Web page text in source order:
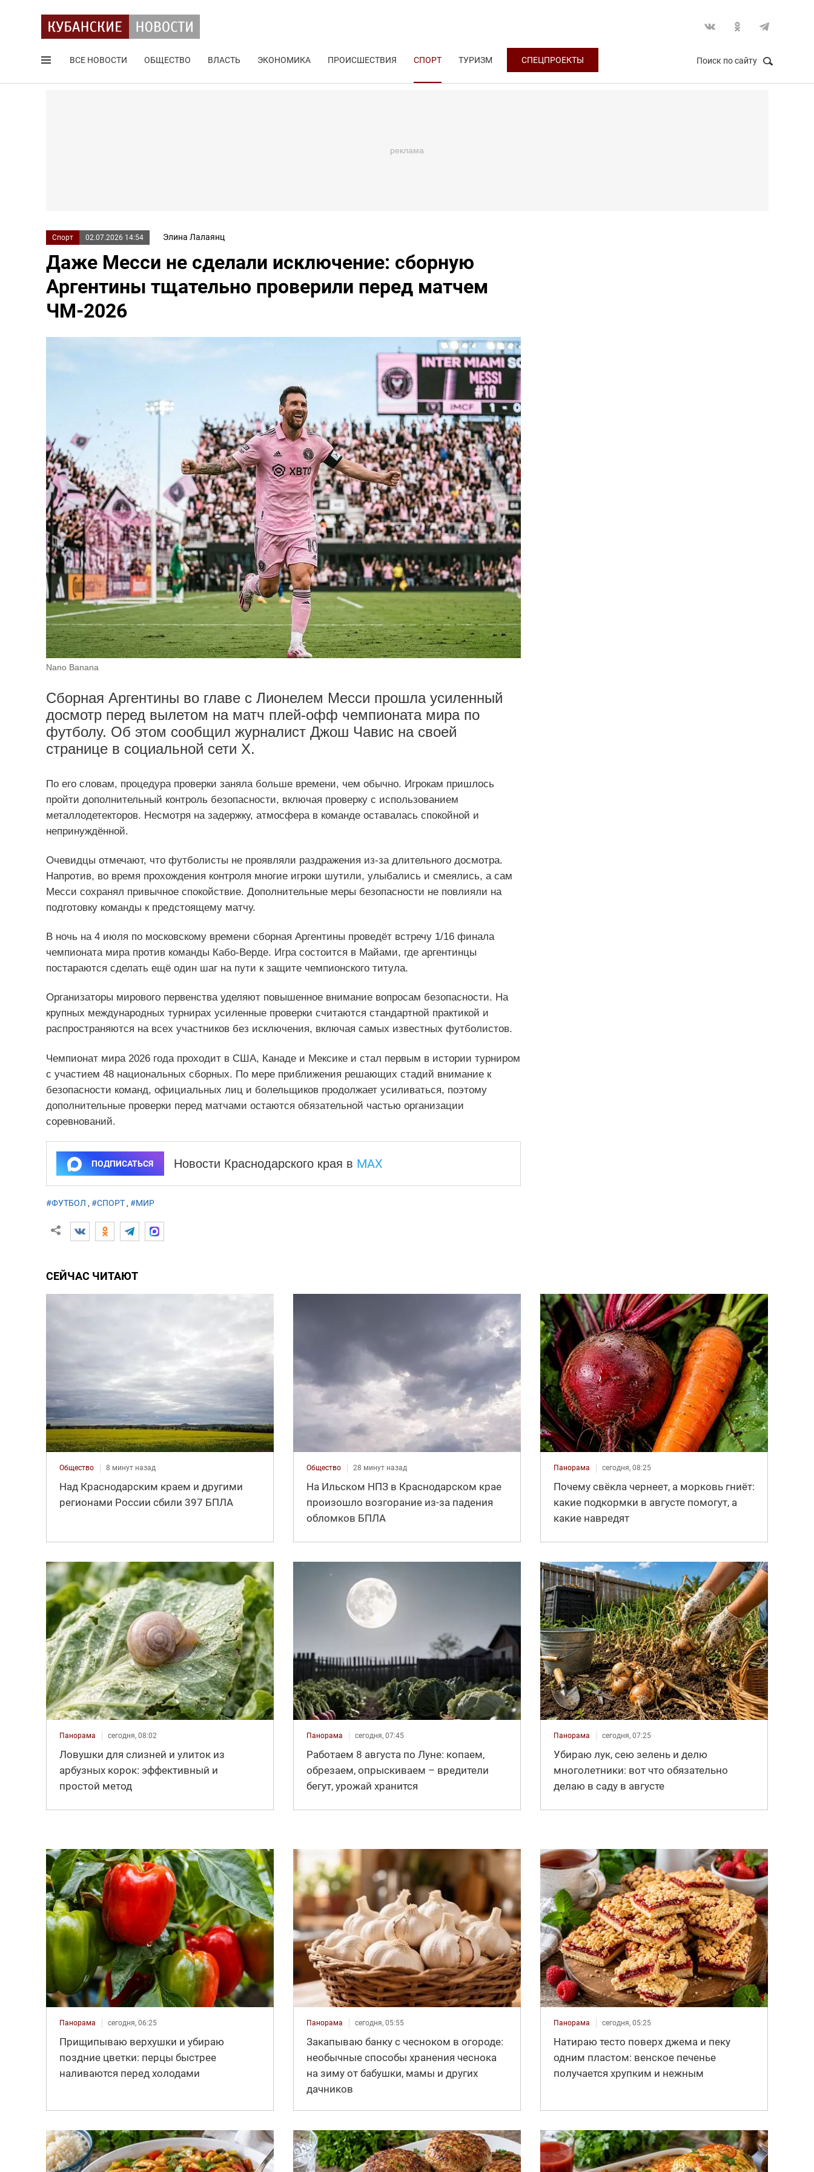
ВСЕ НОВОСТИ ОБЩЕСТВО ВЛАСТЬ ЭКОНОМИКА ПРОИСШЕСТВИЯ СПОРТ ТУРИЗМ СПЕЦПРОЕКТЫ Поиск по сайту
Спорт 02.07.2026 14:54 Элина Лалаянц
Даже Месси не сделали исключение: сборную
Аргентины тщательно проверили перед матчем
ЧМ-2026
Nano Banana
Сборная Аргентины во главе с Лионелем Месси прошла усиленный
досмотр перед вылетом на матч плей-офф чемпионата мира по
футболу. Об этом сообщил журналист Джош Чавис на своей
странице в социальной сети X.
По его словам, процедура проверки заняла больше времени, чем обычно. Игрокам пришлось
пройти дополнительный контроль безопасности, включая проверку с использованием
металлодетекторов. Несмотря на задержку, атмосфера в команде оставалась спокойной и
непринуждённой.
Очевидцы отмечают, что футболисты не проявляли раздражения из-за длительного досмотра.
Напротив, во время прохождения контроля многие игроки шутили, улыбались и смеялись, а сам
Месси сохранял привычное спокойствие. Дополнительные меры безопасности не повлияли на
подготовку команды к предстоящему матчу.
В ночь на 4 июля по московскому времени сборная Аргентины проведёт встречу 1/16 финала
чемпионата мира против команды Кабо-Верде. Игра состоится в Майами, где аргентинцы
постараются сделать ещё один шаг на пути к защите чемпионского титула.
Организаторы мирового первенства уделяют повышенное внимание вопросам безопасности. На
крупных международных турнирах усиленные проверки считаются стандартной практикой и
распространяются на всех участников без исключения, включая самых известных футболистов.
Чемпионат мира 2026 года проходит в США, Канаде и Мексике и стал первым в истории турниром
с участием 48 национальных сборных. По мере приближения решающих стадий внимание к
безопасности команд, официальных лиц и болельщиков продолжает усиливаться, поэтому
дополнительные проверки перед матчами остаются обязательной частью организации
соревнований.
ПОДПИСАТЬСЯ Новости Краснодарского края в MAX
#ФУТБОЛ , #СПОРТ, #МИР
СЕЙЧАС ЧИТАЮТ
Общество 8 минут назад
Над Краснодарским краем и другими
регионами России сбили 397 БПЛА
Общество 28 минут назад
На Ильском НПЗ в Краснодарском крае
произошло возгорание из-за падения
обломков БПЛА
Панорама сегодня, 08:25
Почему свёкла чернеет, а морковь гниёт:
какие подкормки в августе помогут, а
какие навредят
Панорама сегодня, 08:02
Ловушки для слизней и улиток из
арбузных корок: эффективный и
простой метод
Панорама сегодня, 07:45
Работаем 8 августа по Луне: копаем,
обрезаем, опрыскиваем – вредители
бегут, урожай хранится
Панорама сегодня, 07:25
Убираю лук, сею зелень и делю
многолетники: вот что обязательно
делаю в саду в августе
Панорама сегодня, 06:25
Прищипываю верхушки и убираю
поздние цветки: перцы быстрее
наливаются перед холодами
Панорама сегодня, 05:55
Закапываю банку с чесноком в огороде:
необычные способы хранения чеснока
на зиму от бабушки, мамы и других
дачников
Панорама сегодня, 05:25
Натираю тесто поверх джема и пеку
одним пластом: венское печенье
получается хрупким и нежным